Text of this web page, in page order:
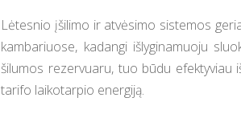
Lėtesnio įšilimo ir atvėsimo sistemos
kambariuose, kadangi išlyginamuoju
šilumos rezervuaru, tuo būdu efektyviau
tarifo laikotarpio energiją.